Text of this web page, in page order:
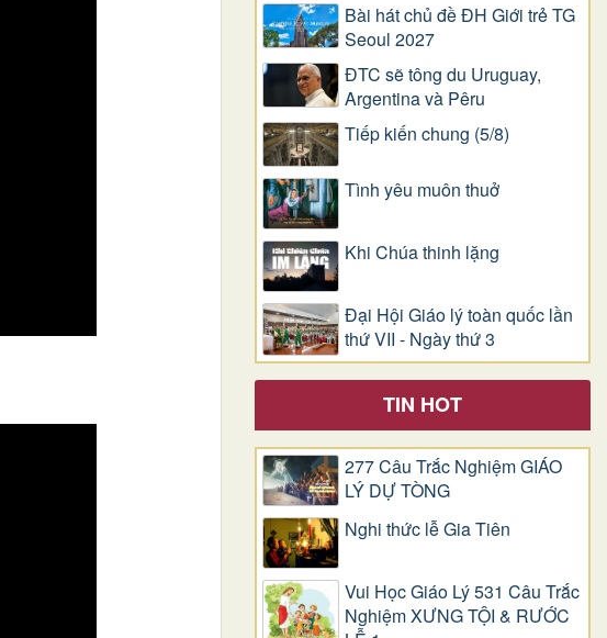
Bài hát chủ đề ĐH Giới trẻ TG
Seoul 2027
ĐTC sẽ tông du Uruguay,
Argentina và Pêru
Tiếp kiến chung (5/8)
Tình yêu muôn thuở
Khi Chúa thinh lặng
Đại Hội Giáo lý toàn quốc lần
thứ VII - Ngày thứ 3
TIN HOT
277 Câu Trắc Nghiệm GIÁO
LÝ DỰ TÒNG
Nghi thức lễ Gia Tiên
Vui Học Giáo Lý 531 Câu Trắc
Nghiệm XƯNG TỘI & RƯỚC